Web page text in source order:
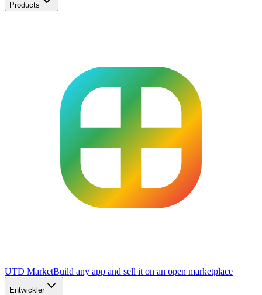
Products
UTD MarketBuild any app and sell it on an open marketplace
Entwickler